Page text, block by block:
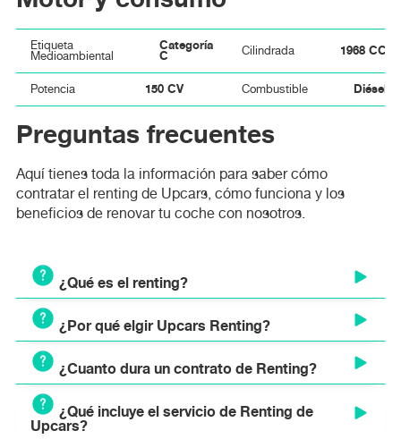
Etiqueta
Medioambiental
Categoría
C Cilindrada 1968 CC
Potencia 150 CV Combustible Diésel
Preguntas frecuentes
Aquí tienes toda la información para saber cómo
contratar el renting de Upcars, cómo funciona y los
beneficios de renovar tu coche con nosotros.
¿Qué es el renting?
El renting es un modelo de alquiler a largo plazo que
permite disponer de un vehículo nuevo mediante el pago
de una cuota mensual fija. A diferencia del leasing o la
compra tradicional, el renting es un servicio integral que
incluye todos los gastos asociados al uso y
mantenimiento del vehículo en una única cuota.
¿Por qué elgir Upcars Renting?
Ventajas y beneficios de elegir Upcars Renting:
Cuota mensual fija y transparente sin sorpresas.
Entrada mínima accesible.
¿Cuanto dura un contrato de Renting?
Los contratos de renting de vehículos suelen tener una
duración flexible que se adapta a las necesidades del
¿Qué incluye el servicio de Renting de
Upcars?